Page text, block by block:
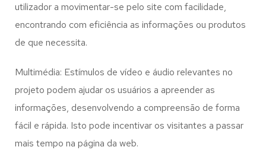
utilizador a movimentar-se pelo site com facilidade,
encontrando com eficiência as informações ou produtos
de que necessita.
Multimédia: Estímulos de vídeo e áudio relevantes no
projeto podem ajudar os usuários a apreender as
informações, desenvolvendo a compreensão de forma
fácil e rápida. Isto pode incentivar os visitantes a passar
mais tempo na página da web.